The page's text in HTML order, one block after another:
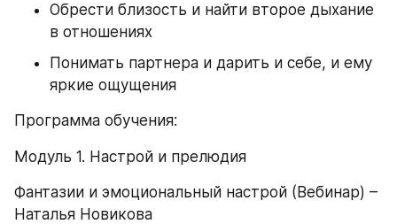
Обрести близость и найти второе дыхание
в отношениях
Понимать партнера и дарить и себе, и ему
яркие ощущения
Программа обучения:
Модуль 1. Настрой и прелюдия
Фантазии и эмоциональный настрой (Вебинар) –
Наталья Новикова